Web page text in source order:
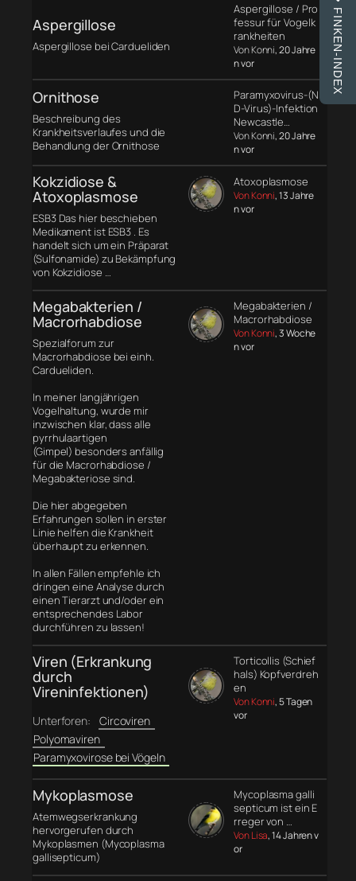
Aspergillose
Aspergillose bei Cardueliden
Aspergillose / Pro
fessur für Vogelk
rankheiten
Von Konni, 20 Jahre
n vor
Ornithose
Beschreibung des
Krankheitsverlaufes und die
Behandlung der Ornithose
Paramyxovirus-(N
D-Virus)-Infektion
Newcastle…
Von Konni, 20 Jahre
n vor
Kokzidiose &
Atoxoplasmose
ESB3 Das hier beschieben
Medikament ist ESB3 . Es
handelt sich um ein Präparat
(Sulfonamide) zu Bekämpfung
von Kokzidiose …
Atoxoplasmose
Von Konni, 13 Jahre
n vor
Megabakterien /
Macrorhabdiose
Spezialforum zur
Macrorhabdiose bei einh.
Cardueliden.
In meiner langjährigen
Vogelhaltung, wurde mir
inzwischen klar, dass alle
pyrrhulaartigen
(Gimpel) besonders anfällig
für die Macrorhabdiose /
Megabakteriose sind.
Die hier abgegeben
Erfahrungen sollen in erster
Linie helfen die Krankheit
überhaupt zu erkennen.
In allen Fällen empfehle ich
dringen eine Analyse durch
einen Tierarzt und/oder ein
entsprechendes Labor
durchführen zu lassen!
Megabakterien /
Macrorhabdiose
Von Konni, 3 Woche
n vor
Viren (Erkrankung
durch
Vireninfektionen)
Unterforen:
Circoviren
Polyomaviren
Paramyxovirose bei Vögeln
Torticollis (Schief
hals) Kopfverdreh
en
Von Konni, 5 Tagen
vor
Mykoplasmose
Atemwegserkrankung
hervorgerufen durch
Mykoplasmen (Mycoplasma
gallisepticum)
Mycoplasma galli
septicum ist ein E
rreger von …
Von Lisa, 14 Jahren v
or
FINKEN-INDEX